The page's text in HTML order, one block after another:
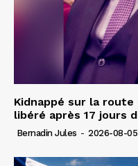
Kidnappé sur la
libéré après 17 jours
Bernadin Jules - 2026-08-05